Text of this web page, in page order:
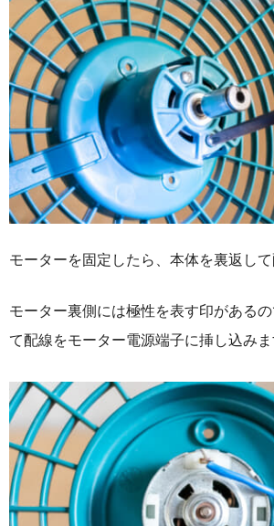
モーターを固定したら、本体を裏返して
モーター裏側には極性を表す印がある
て配線をモーター電源端子に挿し込みま